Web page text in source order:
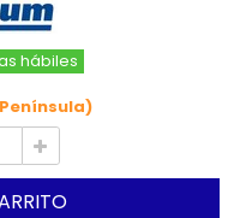
hábiles